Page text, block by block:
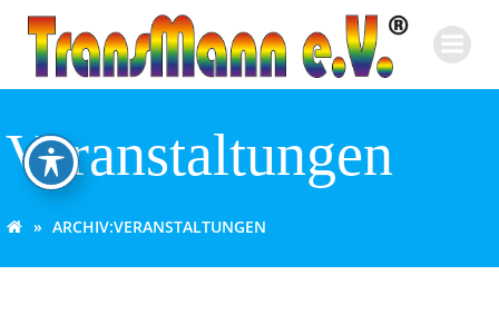
Inhalt
springen
Veranstaltungen
ARCHIV:VERANSTALTUNGEN